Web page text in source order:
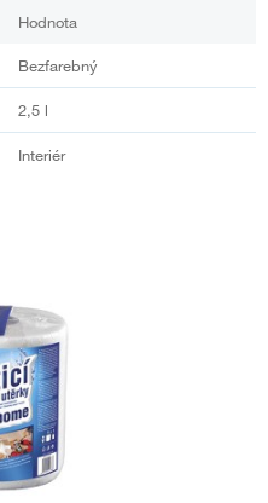
Hodnota
Bezfarebný
2,5 l
Interiér